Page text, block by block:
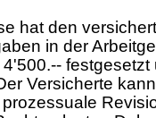
hat den
in der
Versicherte